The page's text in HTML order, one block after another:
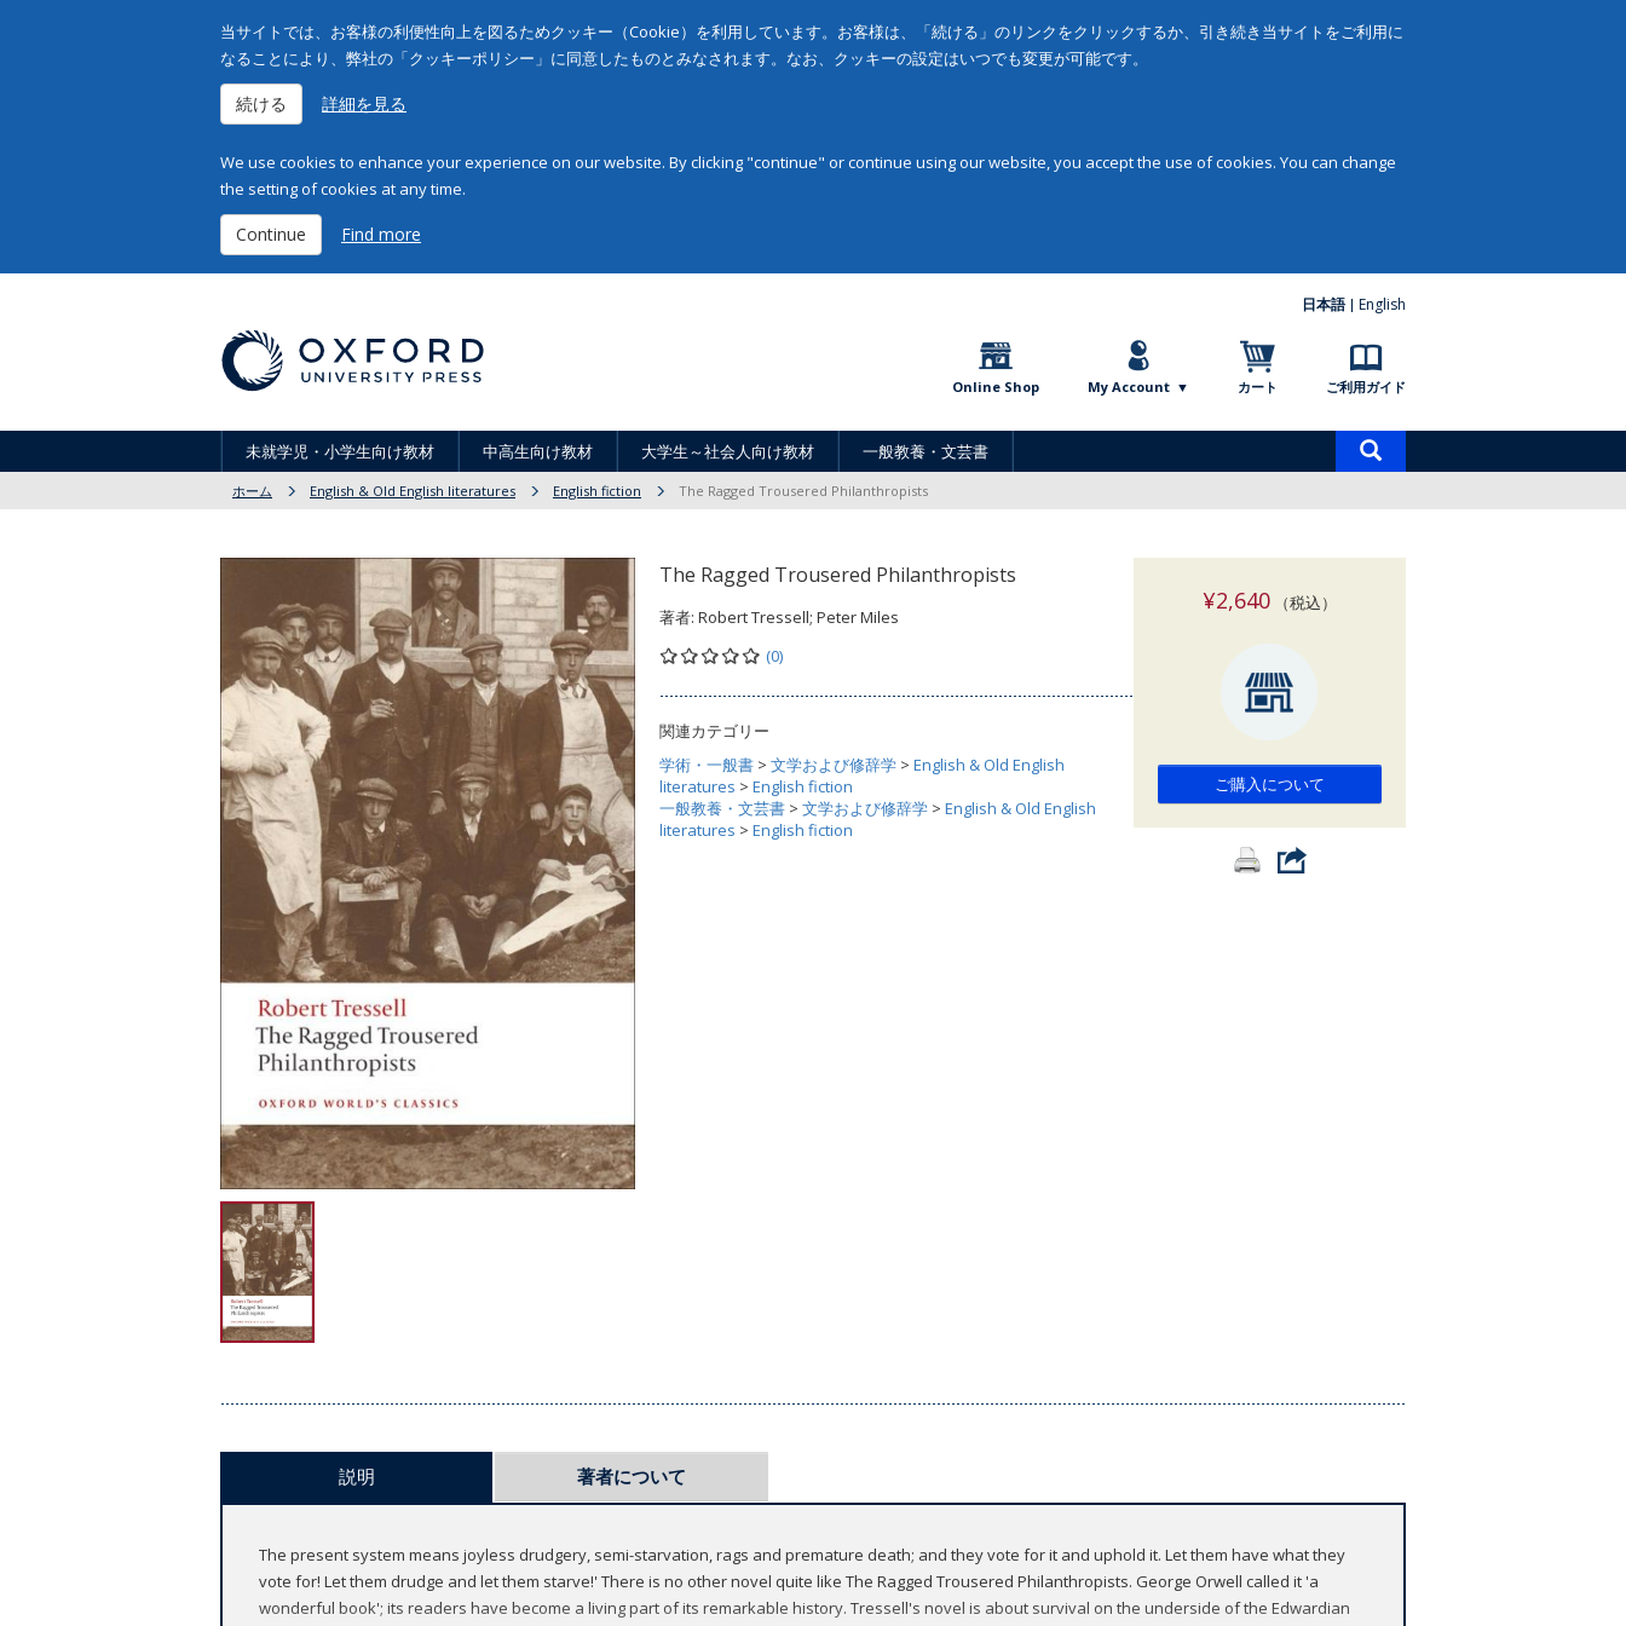
当サイトでは、お客様の利便性向上を図るためクッキー（Cookie）を利用しています。お客様は、「続ける」のリンクをクリックするか、引き続き当サイトをご利用に
なることにより、弊社の「クッキーポリシー」に同意したものとみなされます。なお、クッキーの設定はいつでも変更が可能です。
続ける 詳細を見る
We use cookies to enhance your experience on our website. By clicking "continue" or continue using our website, you accept the use of cookies. You can change
the setting of cookies at any time.
Continue Find more
日本語 English
Online Shop My Account カート ご利用ガイド
未就学児・小学生向け教材 中高生向け教材 大学生～社会人向け教材 一般教養・文芸書
索
ホーム English & Old English literatures English fiction The Ragged Trousered Philanthropists
The Ragged Trousered Philanthropists
著者: Robert Tressell; Peter Miles
(0)
関連カテゴリー
学術・一般書 > 文学および修辞学 > English & Old English
literatures > English fiction
一般教養・文芸書 > 文学および修辞学 > English & Old English
literatures > English fiction
¥2,640（税込）
ご購入について
説明 著者について
The present system means joyless drudgery, semi-starvation, rags and premature death; and they vote for it and uphold it. Let them have what they
vote for! Let them drudge and let them starve!' There is no other novel quite like The Ragged Trousered Philanthropists. George Orwell called it 'a
wonderful book'; its readers have become a living part of its remarkable history. Tressell's novel is about survival on the underside of the Edwardian